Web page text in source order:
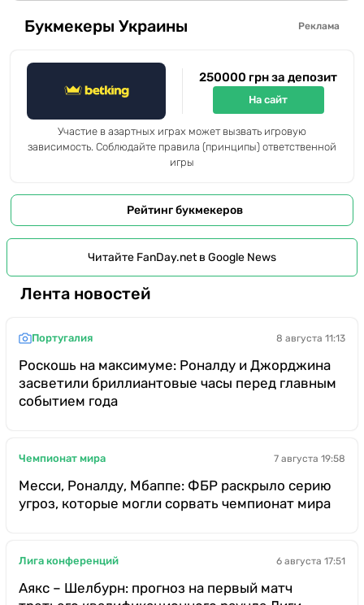
Букмекеры Украины Реклама
250000 грн за депозит
На сайт
Участие в азартных играх может вызвать игровую
зависимость. Соблюдайте правила (принципы) ответственной
игры
Рейтинг букмекеров
Читайте FanDay.net в Google News
Лента новостей
Португалия 8 августа 11:13
Роскошь на максимуме: Роналду и Джорджина
засветили бриллиантовые часы перед главным
событием года
Чемпионат мира 7 августа 19:58
Месси, Роналду, Мбаппе: ФБР раскрыло серию
угроз, которые могли сорвать чемпионат мира
Лига конференций 6 августа 17:51
Аякс – Шелбурн: прогноз на первый матч